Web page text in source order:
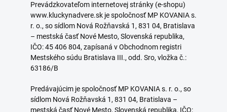
Prevádzkovateľom internetovej stránky (e-shopu)
www.kluckynadvere.sk je spoločnosť MP KOVANIA s.
r. o., so sídlom Nová Rožňavská 1, 831 04, Bratislava
– mestská časť Nové Mesto, Slovenská republika,
IČO: 45 406 804, zapísaná v Obchodnom registri
Mestského súdu Bratislava III., odd. Sro, vložka č.:
63186/B
Predávajúcim je spoločnosť MP KOVANIA s. r. o., so
sídlom Nová Rožňavská 1, 831 04, Bratislava –
mestská časť Nové Mesto, Slovenská republika, IČO: